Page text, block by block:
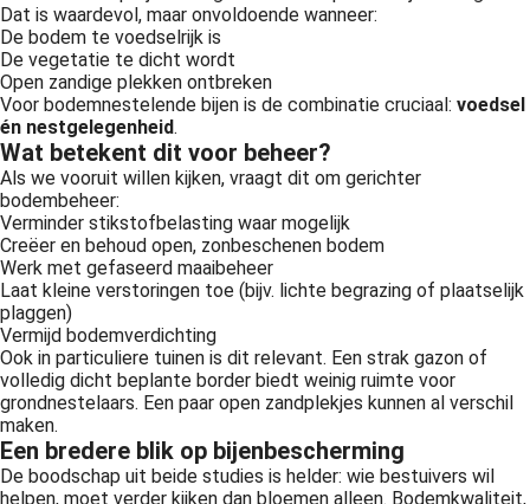
Dat is waardevol, maar onvoldoende wanneer:
De bodem te voedselrijk is
De vegetatie te dicht wordt
Open zandige plekken ontbreken
Voor bodemnestelende bijen is de combinatie cruciaal: voedsel
én nestgelegenheid.
Wat betekent dit voor beheer?
Als we vooruit willen kijken, vraagt dit om gerichter
bodembeheer:
Verminder stikstofbelasting waar mogelijk
Creëer en behoud open, zonbeschenen bodem
Werk met gefaseerd maaibeheer
Laat kleine verstoringen toe (bijv. lichte begrazing of plaatselijk
plaggen)
Vermijd bodemverdichting
Ook in particuliere tuinen is dit relevant. Een strak gazon of
volledig dicht beplante border biedt weinig ruimte voor
grondnestelaars. Een paar open zandplekjes kunnen al verschil
maken.
Een bredere blik op bijenbescherming
De boodschap uit beide studies is helder: wie bestuivers wil
helpen, moet verder kijken dan bloemen alleen. Bodemkwaliteit,